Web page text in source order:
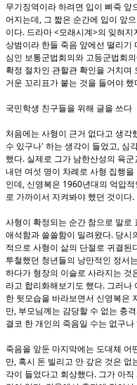
무기징역이라 하려면 입이 삐죽 앞
어지는데 , 그 짧은 순간에 입이 앞
이다. 드라마 <모래시계 >의 잊혀지
상범이라 한들 죽음 앞에선 떨리기
심인 보통군법회의와 고등군법회
확정 절차인 관할관 확인을 거치며
거운 꼬리표가 붙는 것을 들어야 했
국민학생 친구들을 위해 글을 쓰다
처음에는 사형이 근거 없다고 생각
수 있구나' 하는 생각이 들었고, 심
했다. 실제로 그가 남한산성의 육
내던 여섯 명이 차례로 사형 집행을
인데 , 신영복은 1960년대의 억압
로 가까이서 지켜봐야 했던 것이다.
사형이 확정되는 순간 참으로 말로
애석함과 쓸쓸함이 밀려왔다. 당시
적으로 사형이 삶의 단절로 귀결된
투철했던 청년들의 낭만적인 정서
하다가 형장의 이슬로 사라지는 것
라고 합리화해보기도 했다. 그러나
한 뒷모습을 바라보면서 신영복은
만, 부모님께는 감당할 수 없는 충
결코 한 개인의 죽음일 수는 없구
죽음을 앞둔 마지막에는 도대체 어
만, 혹시 돈 빌리고 안 갚은 것은 없
각이 들었다고 회상했다. 그가 아직